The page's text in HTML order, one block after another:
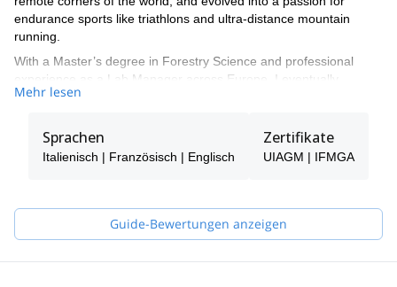
endurance sports like triathlons and ultra-distance mountain
running.
With a Master’s degree in Forestry Science and professional
experience as a Lab Manager across Europe, I eventually
decided to turn my lifelong passion into a career. Becoming a
rhythm of the mountains and share my love for adventure with
others.
through the warmer months.
Each person’s ambitions are unique, and I design custom
Mehr lesen
Sprachen
Italienisch | Französisch | Englisch
Zertifikate
UIAGM | IFMGA
Guide-Bewertungen anzeigen